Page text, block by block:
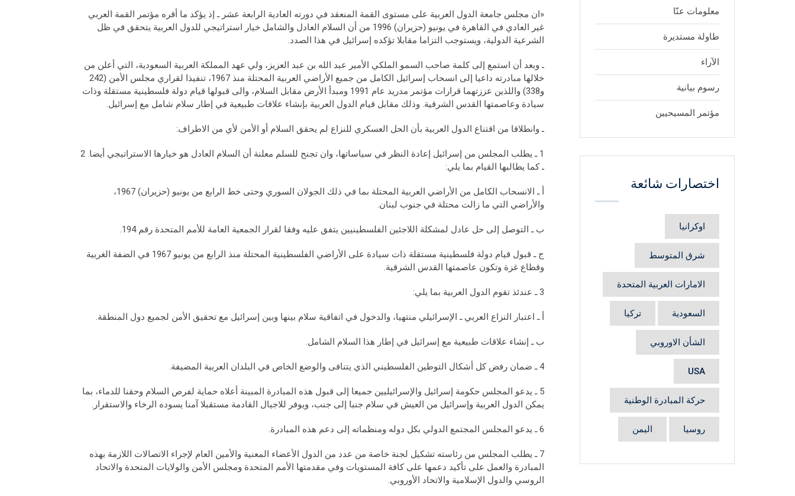
«ان مجلس جامعة الدول العربية على مستوى القمة المنعقد في دورته العادية الرابعة عشر ـ إذ يؤكد ما أقره مؤتمر القمة العربي
غير العادي في القاهرة في يونيو (حزيران) 1996 من أن السلام العادل والشامل خيار استراتيجي للدول العربية يتحقق في ظل
الشرعية الدولية، ويستوجب التزاما مقابلا تؤكده إسرائيل في هذا الصدد.
ـ وبعد أن استمع إلى كلمة صاحب السمو الملكي الأمير عبد الله بن عبد العزيز، ولي عهد المملكة العربية السعودية، التي أعلن من
خلالها مبادرته داعيا إلى انسحاب إسرائيل الكامل من جميع الأراضي العربية المحتلة منذ 1967، تنفيذا لقراري مجلس الأمن (242
و338) واللذين عززتهما قرارات مؤتمر مدريد عام 1991 ومبدأ الأرض مقابل السلام، والى قبولها قيام دولة فلسطينية مستقلة وذات
سيادة وعاصمتها القدس الشرقية. وذلك مقابل قيام الدول العربية بإنشاء علاقات طبيعية في إطار سلام شامل مع إسرائيل.
ـ وانطلاقا من اقتناع الدول العربية بأن الحل العسكري للنزاع لم يحقق السلام أو الأمن لأي من الاطراف:
1 ـ يطلب المجلس من إسرائيل إعادة النظر في سياساتها، وان تجنح للسلم معلنة أن السلام العادل هو خيارها الاستراتيجي أيضا. 2
ـ كما يطالبها القيام بما يلي:
أ ـ الانسحاب الكامل من الأراضي العربية المحتلة بما في ذلك الجولان السوري وحتى خط الرابع من يونيو (حزيران) 1967،
والأراضي التي ما زالت محتلة في جنوب لبنان.
ب ـ التوصل إلى حل عادل لمشكلة اللاجئين الفلسطينيين يتفق عليه وفقا لقرار الجمعية العامة للأمم المتحدة رقم 194.
ج ـ قبول قيام دولة فلسطينية مستقلة ذات سيادة على الأراضي الفلسطينية المحتلة منذ الرابع من يونيو 1967 في الضفة الغربية
وقطاع غزة وتكون عاصمتها القدس الشرقية.
3 ـ عندئذ تقوم الدول العربية بما يلي:
أ ـ اعتبار النزاع العربي ـ الإسرائيلي منتهيا، والدخول في اتفاقية سلام بينها وبين إسرائيل مع تحقيق الأمن لجميع دول المنطقة.
ب ـ إنشاء علاقات طبيعية مع إسرائيل في إطار هذا السلام الشامل.
4 ـ ضمان رفض كل أشكال التوطين الفلسطيني الذي يتنافى والوضع الخاص في البلدان العربية المضيفة.
5 ـ يدعو المجلس حكومة إسرائيل والإسرائيليين جميعا إلى قبول هذه المبادرة المبينة أعلاه حماية لفرص السلام وحقنا للدماء، بما
يمكن الدول العربية وإسرائيل من العيش في سلام جنبا إلى جنب، ويوفر للاجيال القادمة مستقبلا آمنا يسوده الرخاء والاستقرار.
6 ـ يدعو المجلس المجتمع الدولي بكل دوله ومنظماته إلى دعم هذه المبادرة.
7 ـ يطلب المجلس من رئاسته تشكيل لجنة خاصة من عدد من الدول الأعضاء المعنية والأمين العام لإجراء الاتصالات اللازمة بهذه
المبادرة والعمل على تأكيد دعمها على كافة المستويات وفي مقدمتها الأمم المتحدة ومجلس الأمن والولايات المتحدة والاتحاد
الروسي والدول الإسلامية والاتحاد الأوروبي.
معلومات عنّا
طاولة مستديرة
الآراء
رسوم بيانية
مؤتمر المسيحيين
اختصارات شائعة
اوكرانيا
شرق المتوسط
الامارات العربية المتحدة
السعودية تركيا
الشأن الاوروبي
USA
حركة المبادرة الوطنية
روسيا اليمن